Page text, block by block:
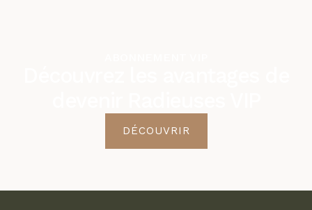
DÉCOUVRIR